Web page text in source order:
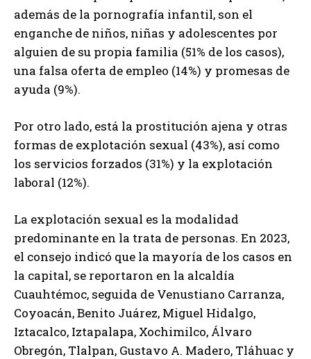
además de la pornografía infantil, son el
enganche de niños, niñas y adolescentes por
alguien de su propia familia (51% de los casos),
una falsa oferta de empleo (14%) y promesas de
ayuda (9%).
Por otro lado, está la prostitución ajena y otras
formas de explotación sexual (43%), así como
los servicios forzados (31%) y la explotación
laboral (12%).
La explotación sexual es la modalidad
predominante en la trata de personas. En 2023,
el consejo indicó que la mayoría de los casos en
la capital, se reportaron en la alcaldía
Cuauhtémoc, seguida de Venustiano Carranza,
Coyoacán, Benito Juárez, Miguel Hidalgo,
Iztacalco, Iztapalapa, Xochimilco, Álvaro
Obregón, Tlalpan, Gustavo A. Madero, Tláhuac y